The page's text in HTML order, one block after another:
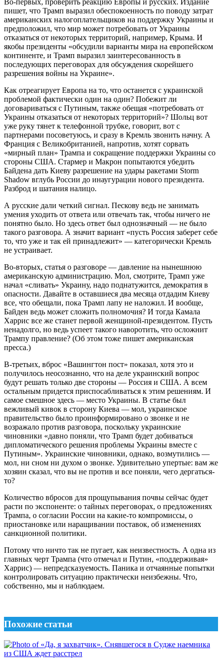
пишет, что Трамп выразил обеспокоенность по поводу затрат
американских налогоплательщиков на поддержку Украины и
предположил, что мир может потребовать от Украины
отказаться от некоторых территорий, например, Крыма. И
якобы президенты «обсудили варианты мира на европейском
континенте, и Трамп выразил заинтересованность в
последующих переговорах для обсуждения скорейшего
разрешения войны на Украине».
Как отреагирует Европа на то, что останется с украинской
проблемой фактически один на один? Побежит ли
договариваться с Путиным, также обещая «потребовать от
Украины отказаться от некоторых территорий»? Шольц вот
уже руку тянет к телефонной трубке, говорит, вот с
партнерами посоветуюсь, и сразу в Кремль звонить начну. А
Франция с Великобританией, напротив, хотят сорвать
«мирный план» Трампа и сокращение поддержки Украины со
стороны США. Стармер и Макрон попытаются убедить
Байдена дать Киеву разрешение на удары ракетами Storm
Shadow вглубь России до инаугурации нового президента.
Разброд и шатания налицо.
А русские дали четкий сигнал. Пескову ведь не занимать
умения уходить от ответа или отвечать так, чтобы ничего не
понятно было. Но здесь ответ был однозначный — не было
такого разговора. А значит вариант «пусть Россия заберет себе
то, что уже и так ей принадлежит» — категорически Кремль
не устраивает.
Во-вторых, статья о разговоре — давление на нынешнюю
американскую администрацию. Мол, смотрите, Трамп уже
начал «сливать» Украину, надо поднатужится, демократия в
опасности. Давайте в оставшиеся два месяца отдадим Киеву
все, что обещали, пока Трамп лапу не наложил. И вообще,
Байден ведь может сложить полномочия? И тогда Камала
Харрис все же станет первой женщиной-президентом. Пусть
ненадолго, но ведь успеет такого наворотить, что осложнит
Трампу правление? (Об этом тоже пишет американская
пресса.)
В-третьих, вброс «Вашингтон пост» показал, хотя это и
получилось неосознанно, что на деле украинский вопрос
будут решать только две стороны — Россия и США. А всем
остальным придется приспосабливаться к этим решениям. И
самое смешное здесь — место Украины. В статье был
вежливый кивок в сторону Киева — мол, украинское
правительство было проинформировано о звонке и не
возражало против разговора, поскольку украинские
чиновники «давно поняли, что Трамп будет добиваться
дипломатического решения проблемы Украины вместе с
Путиным». Украинские чиновники, однако, возмутились —
мол, ни сном ни духом о звонке. Удивительно упертые: вам же
хозяин сказал, что вы не против и все поняли, чего дергаться-
то?
Количество вбросов для прощупывания почвы сейчас будет
расти по экспоненте: о тайных переговорах, о предложениях
Трампа, о согласии России на какие-то компромиссы, о
приостановке или наращивании поставок, об изменениях
санкционной политики.
Потому что ничто так не пугает, как неизвестность. А одна из
главных черт Трампа (что отмечал и Путин, «поддерживая»
Харрис) — непредсказуемость. Паника и отчаянные попытки
контролировать ситуацию практически неизбежны. Что,
собственно, мы и наблюдаем.
Похожие статьи